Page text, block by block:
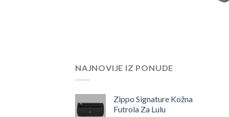
NAJNOVIJE IZ PONUDE
Zippo Signature Kožna
Futrola Za Lulu